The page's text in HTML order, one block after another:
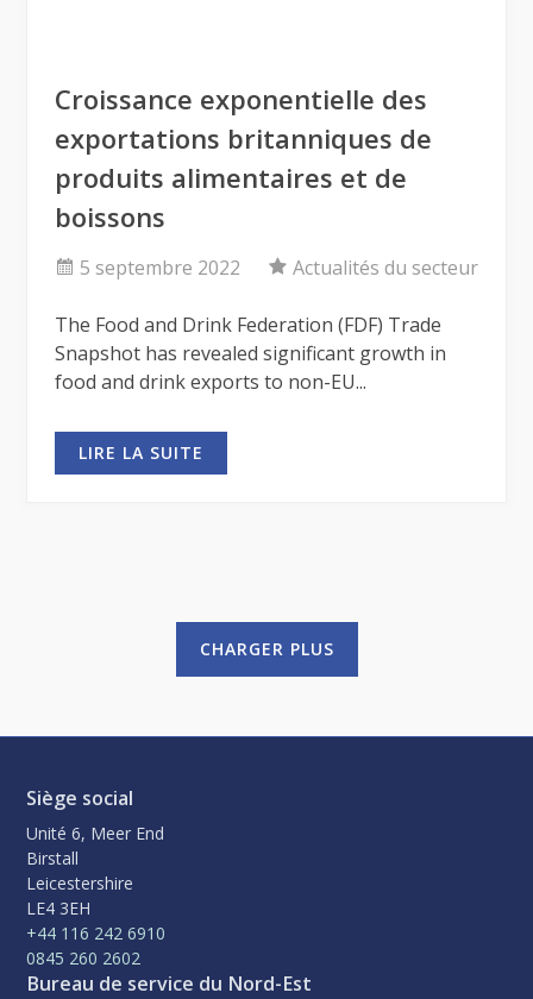
Croissance exponentielle des
exportations britanniques de
produits alimentaires et de
boissons
5 septembre 2022 Actualités du secteur
The Food and Drink Federation (FDF) Trade
Snapshot has revealed significant growth in
food and drink exports to non-EU...
LIRE LA SUITE
CHARGER PLUS
Siège social
Unité 6, Meer End
Birstall
Leicestershire
LE4 3EH
+44 116 242 6910
0845 260 2602
Bureau de service du Nord-Est